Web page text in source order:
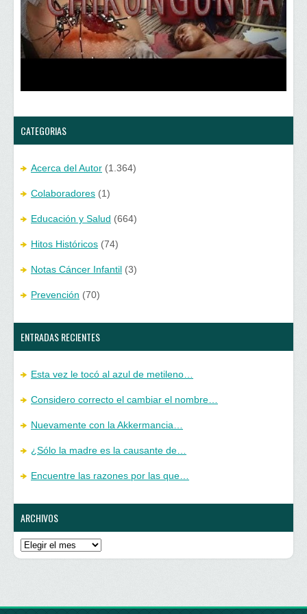
v
e
n
t
a
n
a
v
a
v
e
n
t
a
n
e
)
CATEGORIAS
Acerca del Autor (1.364)
Colaboradores (1)
Educación y Salud (664)
Hitos Históricos (74)
Notas Cáncer Infantil (3)
Prevención (70)
ENTRADAS RECIENTES
Esta vez le tocó al azul de metileno…
Considero correcto el cambiar el nombre…
Nuevamente con la Akkermancia…
¿Sólo la madre es la causante de…
Encuentre las razones por las que…
ARCHIVOS
Archivos